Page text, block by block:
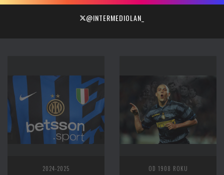
@INTERMEDIOLAN_
2024-2025 OD 1908 ROKU